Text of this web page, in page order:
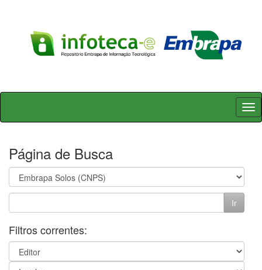
Skip
Página de Busca
Filtros correntes: